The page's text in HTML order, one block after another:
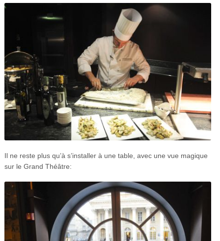
Il ne reste plus qu’à s’installer à une table, avec une vue magique
sur le Grand Théâtre: